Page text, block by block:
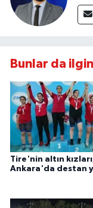
Bunlar da
Tire'nin altın
Ankara'da destan